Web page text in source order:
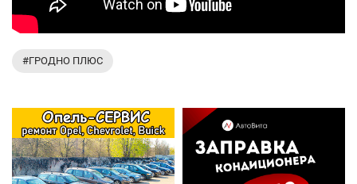
#ГРОДНО ПЛЮС